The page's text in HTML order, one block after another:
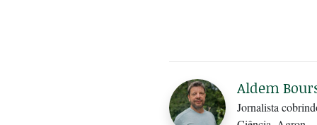
Aldem
Jornalista